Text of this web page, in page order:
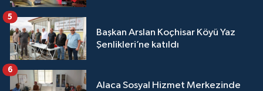
Başkan Arslan Koçhisar Köyü Yaz
Şenlikleri’ne katıldı
5
Alaca Sosyal Hizmet Merkezinde
6